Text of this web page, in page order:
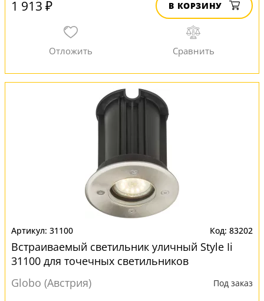
1 913 ₽ В КОРЗИНУ
31100 83202
Встраиваемый светильник уличный Style Ii
31100 для точечных светильников
Globo (Австрия)
Под заказ